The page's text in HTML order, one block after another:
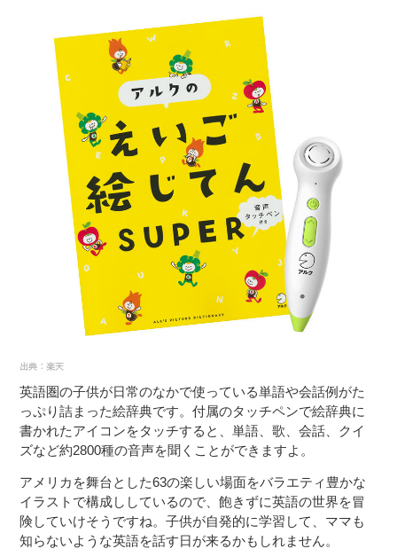
英語圏の子供が日常のなかで使っている単語や会話例がた
っぷり詰まった絵辞典です。付属のタッチペンで絵辞典に
書かれたアイコンをタッチすると、単語、歌、会話、クイ
ズなど約2800種の音声を聞くことができますよ。
アメリカを舞台とした63の楽しい場面をバラエティ豊かな
イラストで構成ししているので、飽きずに英語の世界を冒
険していけそうですね。子供が自発的に学習して、ママも
知らないような英語を話す日が来るかもしれません。